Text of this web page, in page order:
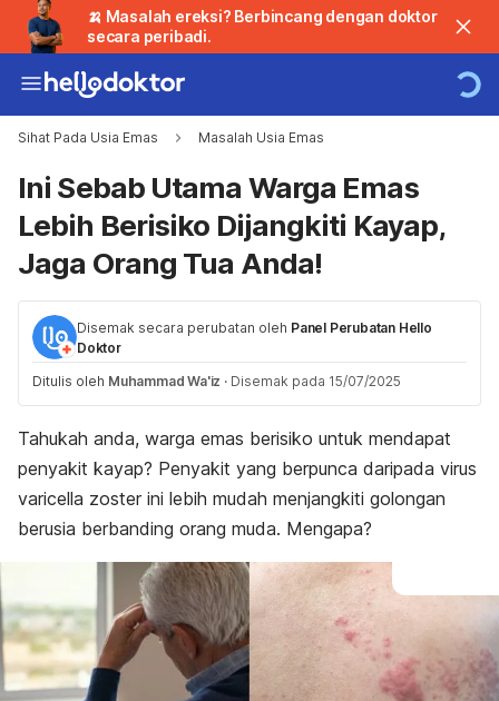
🍌 Masalah ereksi? Berbincang dengan doktor
secara peribadi.
Sihat Pada Usia Emas Masalah Usia Emas
Ini Sebab Utama Warga Emas
Lebih Berisiko Dijangkiti Kayap,
Jaga Orang Tua Anda!
Disemak secara perubatan oleh Panel Perubatan Hello
Doktor
Ditulis oleh Muhammad Wa'iz · Disemak pada 15/07/2025
Tahukah anda, warga emas berisiko untuk mendapat
penyakit kayap? Penyakit yang berpunca daripada virus
varicella zoster ini lebih mudah menjangkiti golongan
berusia berbanding orang muda. Mengapa?